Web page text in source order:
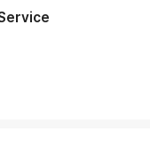
보시면 원본이 아님을
현상은 아니고 사진